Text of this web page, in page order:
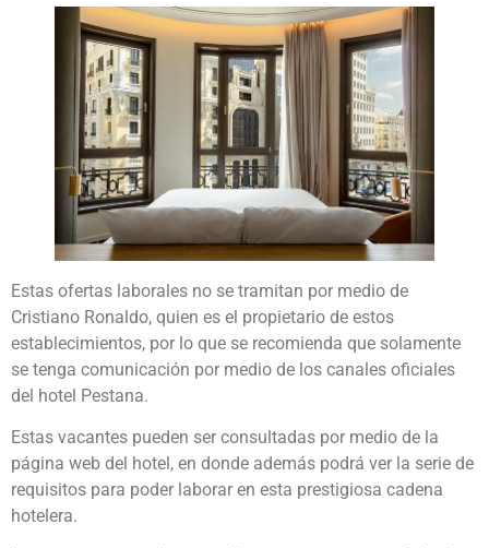
Estas ofertas laborales no se tramitan por medio de
Cristiano Ronaldo, quien es el propietario de estos
establecimientos, por lo que se recomienda que solamente
se tenga comunicación por medio de los canales oficiales
del hotel Pestana.
Estas vacantes pueden ser consultadas por medio de la
página web del hotel, en donde además podrá ver la serie de
requisitos para poder laborar en esta prestigiosa cadena
hotelera.